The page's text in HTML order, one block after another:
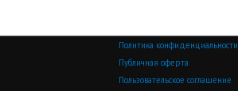
Политика конфиденциальности
Публичная оферта
Пользовательское соглашение